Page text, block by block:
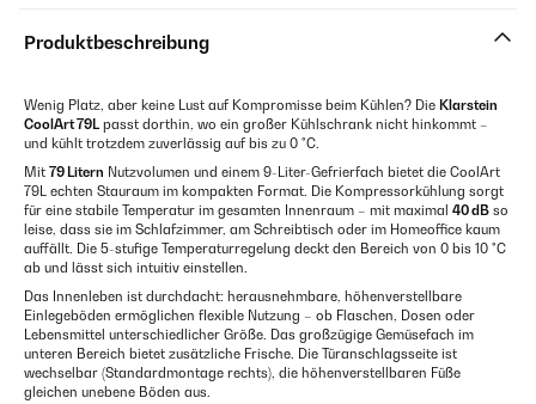
Produktbeschreibung
Wenig Platz, aber keine Lust auf Kompromisse beim Kühlen? Die Klarstein
CoolArt 79L passt dorthin, wo ein großer Kühlschrank nicht hinkommt –
und kühlt trotzdem zuverlässig auf bis zu 0 °C.
Mit 79 Litern Nutzvolumen und einem 9-Liter-Gefrierfach bietet die CoolArt
79L echten Stauraum im kompakten Format. Die Kompressorkühlung sorgt
für eine stabile Temperatur im gesamten Innenraum – mit maximal 40 dB so
leise, dass sie im Schlafzimmer, am Schreibtisch oder im Homeoffice kaum
auffällt. Die 5-stufige Temperaturregelung deckt den Bereich von 0 bis 10 °C
ab und lässt sich intuitiv einstellen.
Das Innenleben ist durchdacht: herausnehmbare, höhenverstellbare
Einlegeböden ermöglichen flexible Nutzung – ob Flaschen, Dosen oder
Lebensmittel unterschiedlicher Größe. Das großzügige Gemüsefach im
unteren Bereich bietet zusätzliche Frische. Die Türanschlagsseite ist
wechselbar (Standardmontage rechts), die höhenverstellbaren Füße
gleichen unebene Böden aus.